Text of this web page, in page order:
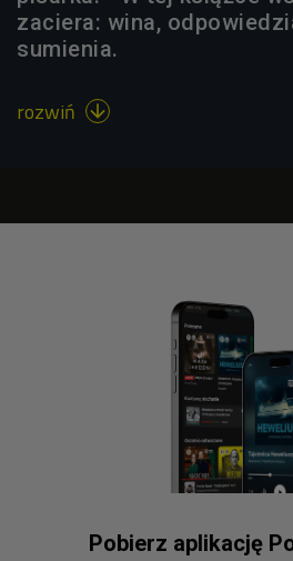
zaciera: wina,
sumienia.
rozwiń 
Pobierz aplikację